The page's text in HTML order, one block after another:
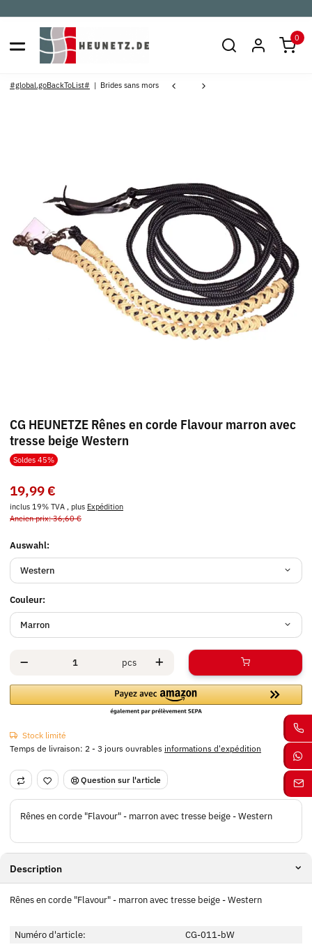
0
#global.goBackToList# Brides sans mors
CG HEUNETZE Rênes en corde Flavour marron avec
tresse beige Western
Soldes 45%
19,99 €
inclus 19% TVA , plus Expédition
Ancien prix: 36,60 €
Auswahl:
Western
Couleur:
Marron
pcs
Stock limité
Temps de livraison: 2 - 3 jours ouvrables informations d'expédition
Question sur l'article
Rênes en corde "Flavour" - marron avec tresse beige - Western
Description
Rênes en corde "Flavour" - marron avec tresse beige - Western
Numéro d'article:
CG-011-bW